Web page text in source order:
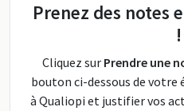
Prenez des notes
!
Cliquez sur Prendre une
bouton ci-dessous de votre
à Qualiopi et justifier vos